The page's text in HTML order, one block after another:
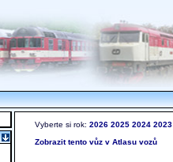
Vyberte si rok: 2026 2025 2024 2023
Zobrazit tento vůz v Atlasu vozů